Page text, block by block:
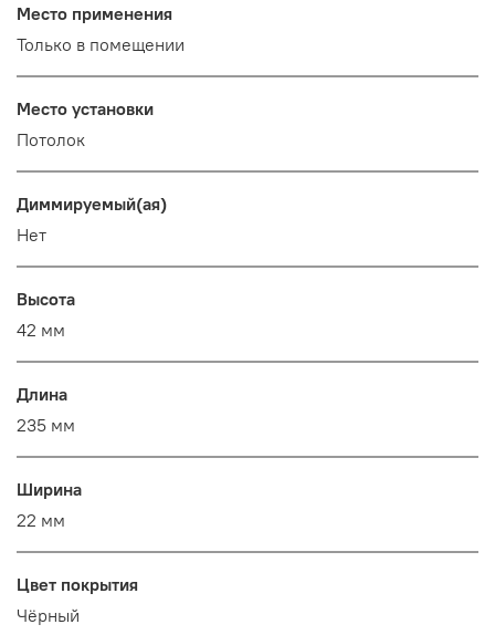
Место применения
Только в помещении
Место установки
Потолок
Диммируемый(ая)
Нет
Высота
42 мм
Длина
235 мм
Ширина
22 мм
Цвет покрытия
Чёрный